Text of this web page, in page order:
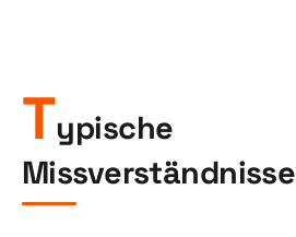
Typische
Missverständnisse